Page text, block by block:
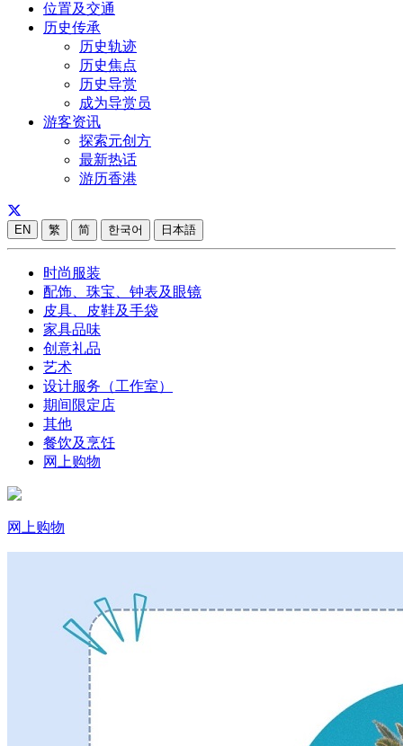
位置及交通
历史传承
历史轨迹
历史焦点
历史导赏
成为导赏员
游客资讯
探索元创方
最新热话
游历香港
EN 繁 简 한국어 日本語
时尚服装
配饰、珠宝、钟表及眼镜
皮具、皮鞋及手袋
家具品味
创意礼品
艺术
设计服务（工作室）
期间限定店
其他
餐饮及烹饪
网上购物
网上购物